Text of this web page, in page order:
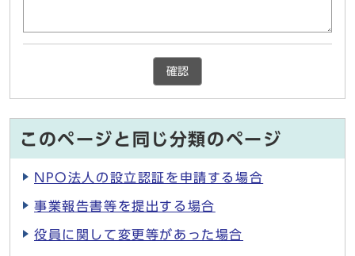
確認
このページと同じ分類のページ
NPO法人の設立認証を申請する場合
事業報告書等を提出する場合
役員に関して変更等があった場合